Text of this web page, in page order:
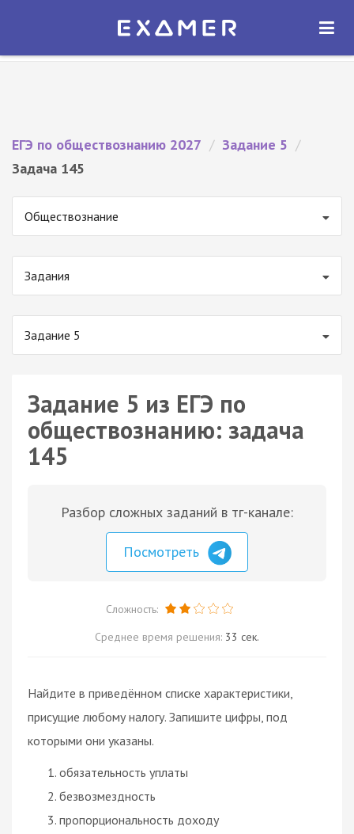
Экзамер — ЕГЭ 2027
ОТКРЫТЬ
ЕГЭ по обществознанию 2027 / Задание 5 /
Задача 145
Обществознание
Задания
Задание 5
Задание 5 из ЕГЭ по
обществознанию: задача
145
Разбор сложных заданий в тг-канале:
Посмотреть
Сложность:
Среднее время решения: 33 сек.
Найдите в приведённом списке характеристики,
присущие любому налогу. Запишите цифры, под
которыми они указаны.
обязательность уплаты
безвозмездность
пропорциональность доходу